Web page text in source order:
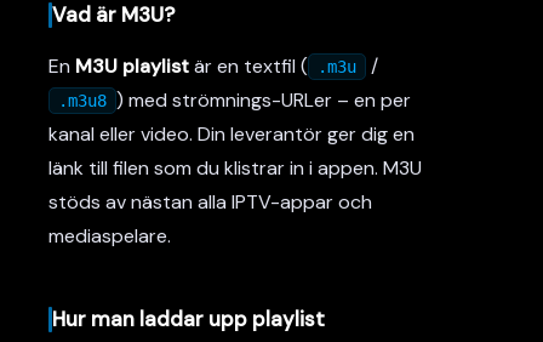
Vad är M3U?
En M3U playlistär en textfil ( .m3u /
.m3u8 ) med strömnings-URLer – en per
kanal eller video. Din leverantör ger dig en
länk till filen som du klistrar in i appen. M3U
stöds av nästan alla IPTV-appar och
mediaspelare.
Hur man laddar upp playlist